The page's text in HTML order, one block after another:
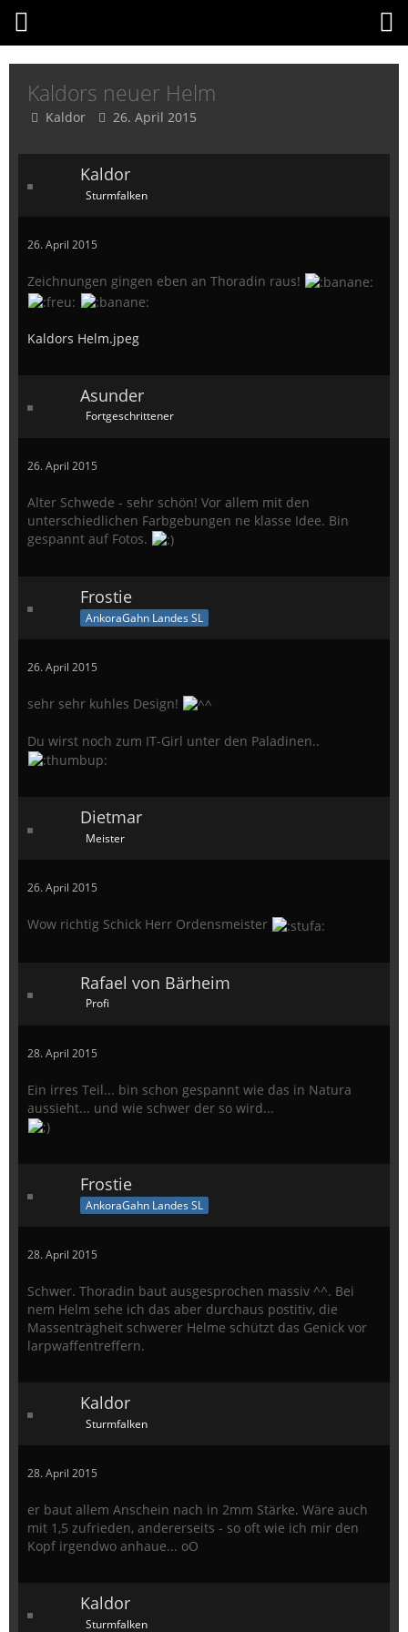
Kaldors neuer Helm
Kaldor 26. April 2015
Kaldor
Sturmfalken
26. April 2015
Zeichnungen gingen eben an Thoradin raus!
Kaldors Helm.jpeg
Asunder
Fortgeschrittener
26. April 2015
Alter Schwede - sehr schön! Vor allem mit den
unterschiedlichen Farbgebungen ne klasse Idee. Bin
gespannt auf Fotos.
Frostie
AnkoraGahn Landes SL
26. April 2015
sehr sehr kuhles Design!
Du wirst noch zum IT-Girl unter den Paladinen..
Dietmar
Meister
26. April 2015
Wow richtig Schick Herr Ordensmeister
Rafael von Bärheim
Profi
28. April 2015
Ein irres Teil... bin schon gespannt wie das in Natura
aussieht... und wie schwer der so wird...
Frostie
AnkoraGahn Landes SL
28. April 2015
Schwer. Thoradin baut ausgesprochen massiv ^^. Bei
nem Helm sehe ich das aber durchaus postitiv, die
Massenträgheit schwerer Helme schützt das Genick vor
larpwaffentreffern.
Kaldor
Sturmfalken
28. April 2015
er baut allem Anschein nach in 2mm Stärke. Wäre auch
mit 1,5 zufrieden, andererseits - so oft wie ich mir den
Kopf irgendwo anhaue... oO
Kaldor
Sturmfalken